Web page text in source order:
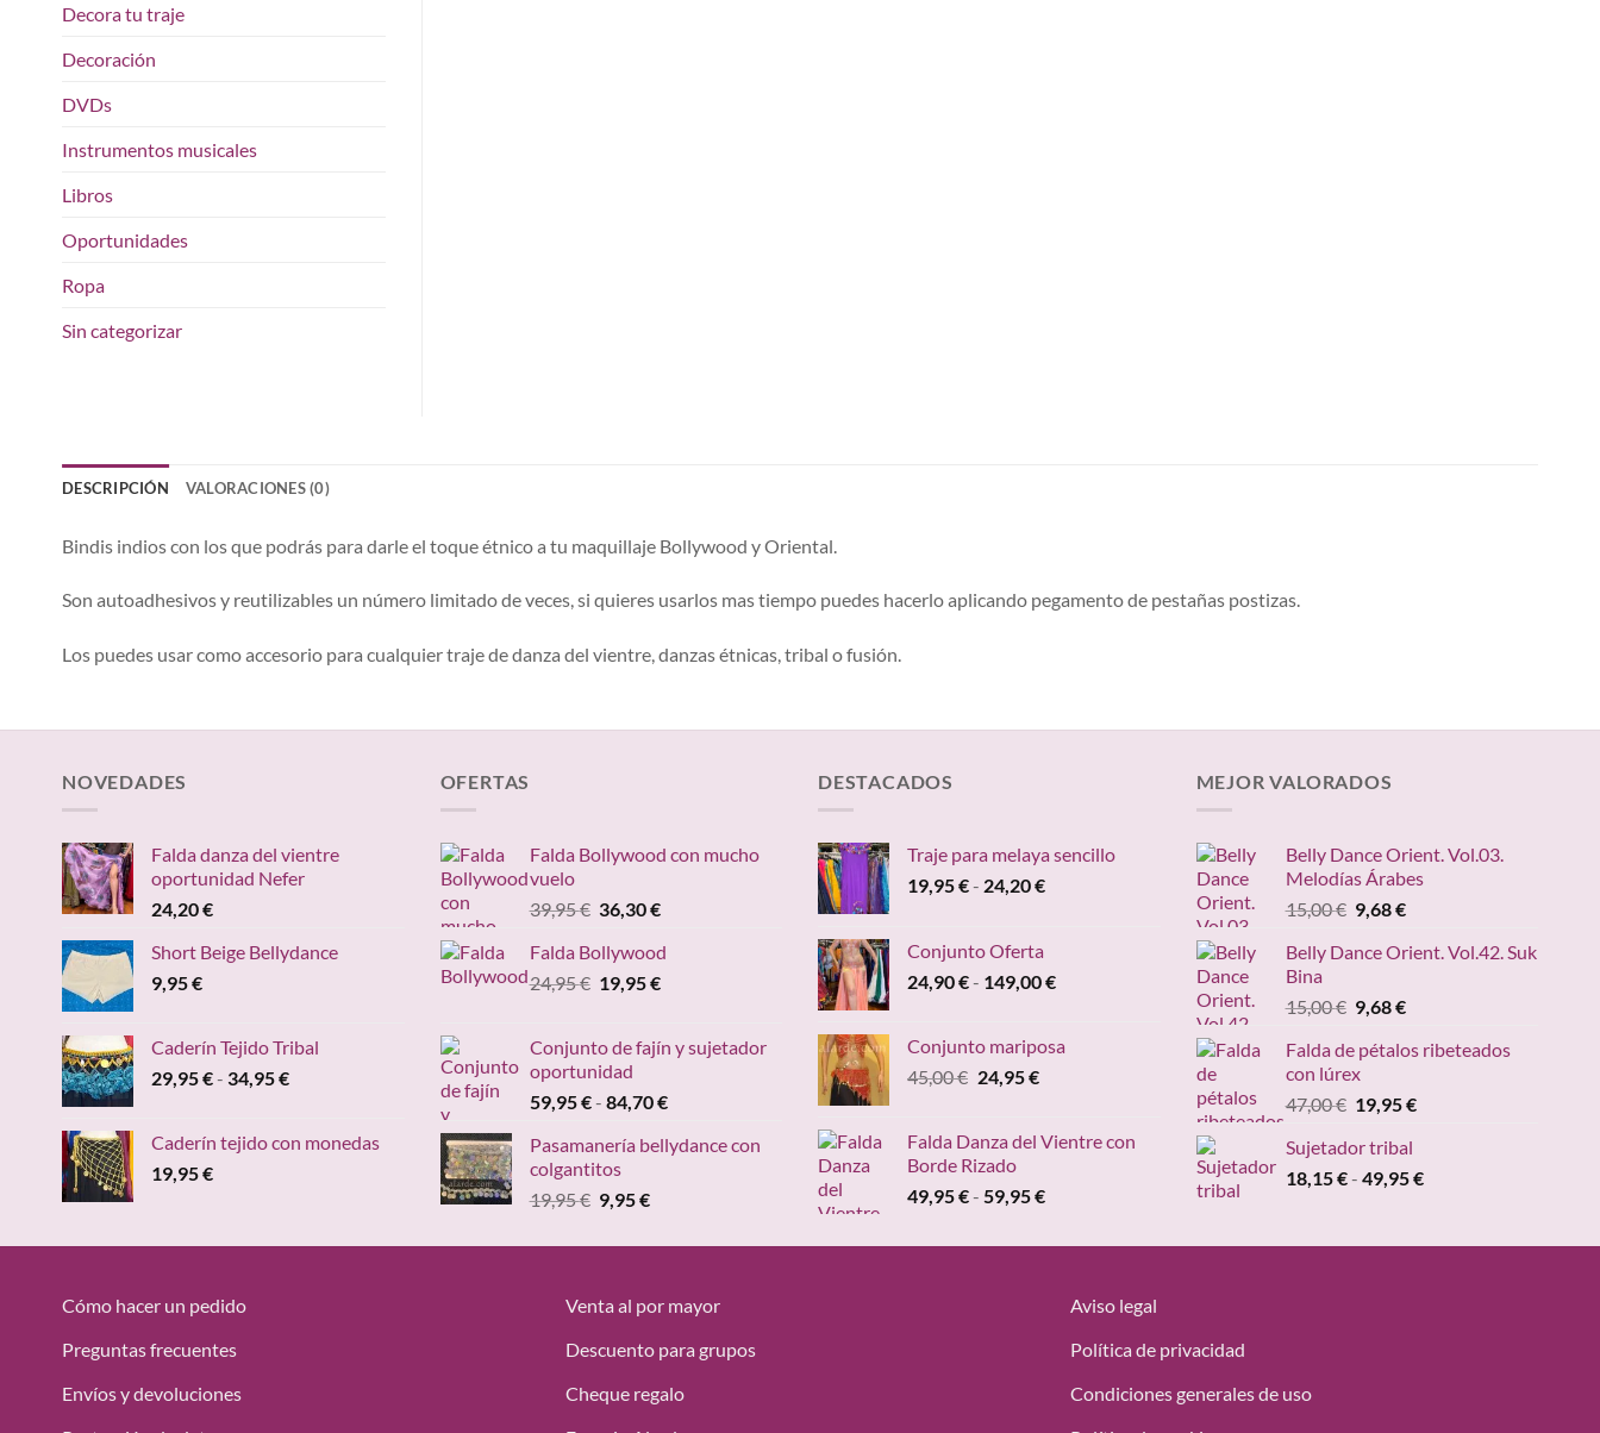
Decora tu traje
Decoración
DVDs
Instrumentos musicales
Libros
Oportunidades
Ropa
Sin categorizar
DESCRIPCIÓN VALORACIONES (0)
Bindis indios con los que podrás para darle el toque étnico a tu maquillaje Bollywood y Oriental.
Son autoadhesivos y reutilizables un número limitado de veces, si quieres usarlos mas tiempo puedes hacerlo aplicando pegamento de pestañas postizas.
Los puedes usar como accesorio para cualquier traje de danza del vientre, danzas étnicas, tribal o fusión.
NOVEDADES
Falda danza del vientre
oportunidad Nefer
24,20€
Short Beige Bellydance
9,95€
Caderín Tejido Tribal
29,95€- 34,95€Rango
desde
Caderín tejido con monedas
19,95€
OFERTAS
Falda Bollywood con mucho
vuelo
39,95€ El
original
era:
36,30€El
actual
es:
Falda Bollywood
24,95€ El
era:
24,95 €.
19,95€El
es:
Conjunto de fajín y sujetador
oportunidad
59,95€- 84,70€Rango
precios:
84,70 €
Pasamanería bellydance con
colgantitos
19,95€ El
original
19,95 €.
9,95€El
actual
9,95 €.
DESTACADOS
Traje para melaya sencillo
19,95€- 24,20€Rango
19,95 €
Conjunto Oferta
24,90€- 149,00€Rango
desde
149,00 €
Conjunto mariposa
45,00€ El
era:
45,00 €.
24,95€El
es:
Falda Danza del Vientre con
Borde Rizado
49,95€- 59,95€Rango
precios:
49,95 €
hasta
59,95 €
MEJOR VALORADOS
Belly Dance Orient. Vol.03.
Melodías Árabes
15,00€ El
original
15,00 €.
9,68€El
actual
9,68 €.
Belly Dance Orient. Vol.42. Suk
Bina
15,00€ El
original
era:
15,00 €.
9,68€El
actual
9,68 €.
Falda de pétalos ribeteados
con lúrex
47,00€ El
original
era:
19,95€El
es:
Sujetador tribal
18,15€- 49,95€Rango
desde
Cómo hacer un pedido
Preguntas frecuentes
Envíos y devoluciones
Venta al por mayor
Descuento para grupos
Cheque regalo
Aviso legal
Política de privacidad
Condiciones generales de uso